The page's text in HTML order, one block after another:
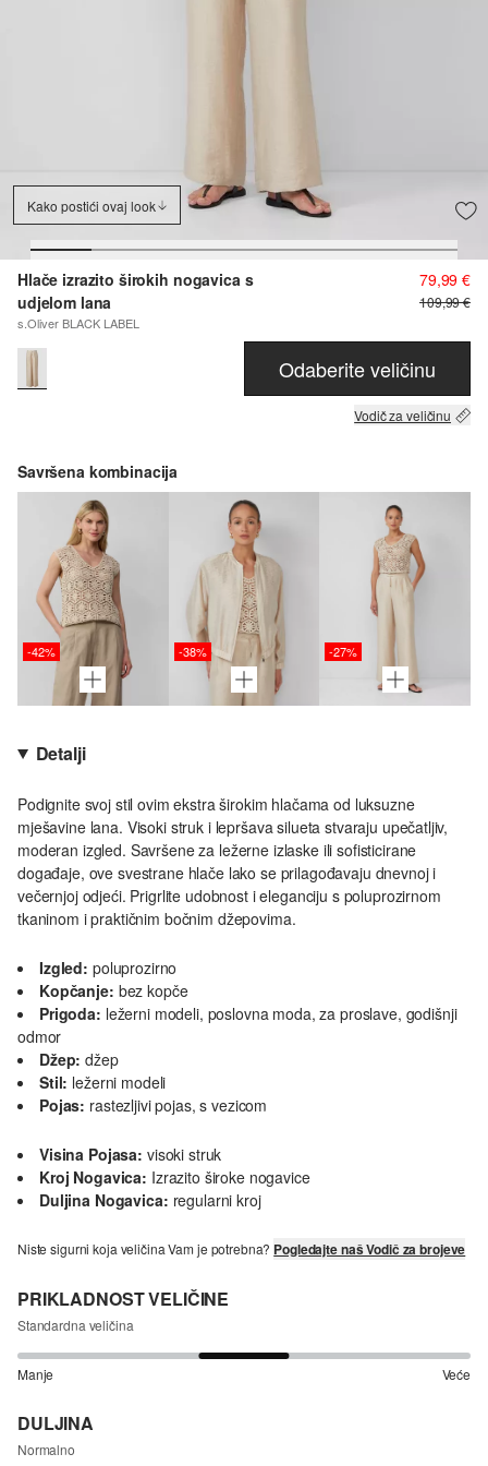
Kako postići ovaj look
Hlače izrazito širokih nogavica s
udjelom lana
s.Oliver BLACK LABEL
79,99 €
109,99 €
Odaberite veličinu
Vodič za veličinu
Savršena kombinacija
-42% -38% -27%
Detalji
Podignite svoj stil ovim ekstra širokim hlačama od luksuzne
mješavine lana. Visoki struk i lepršava silueta stvaraju upečatljiv,
moderan izgled. Savršene za ležerne izlaske ili sofisticirane
događaje, ove svestrane hlače lako se prilagođavaju dnevnoj i
večernjoj odjeći. Prigrlite udobnost i eleganciju s poluprozirnom
tkaninom i praktičnim bočnim džepovima.
Izgled: poluprozirno
Kopčanje: bez kopče
Prigoda: ležerni modeli, poslovna moda, za proslave, godišnji
odmor
Džep: džep
Stil: ležerni modeli
Pojas: rastezljivi pojas, s vezicom
Visina Pojasa: visoki struk
Kroj Nogavica: Izrazito široke nogavice
Duljina Nogavica: regularni kroj
Niste sigurni koja veličina Vam je potrebna? Pogledajte naš Vodič za brojeve
PRIKLADNOST VELIČINE
Standardna veličina
Manje Veće
DULJINA
Normalno